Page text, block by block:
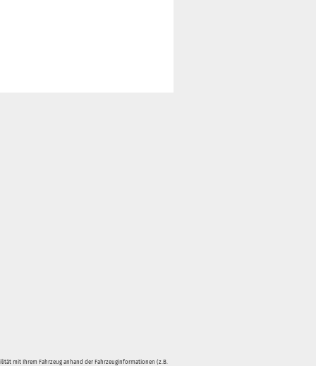
mit Ihrem Fahrzeug anhand der Fahrzeuginformationen (z.B.